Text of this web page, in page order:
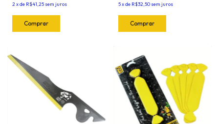
2xde R$41,25 sem juros
5xde R$32,50 sem juros